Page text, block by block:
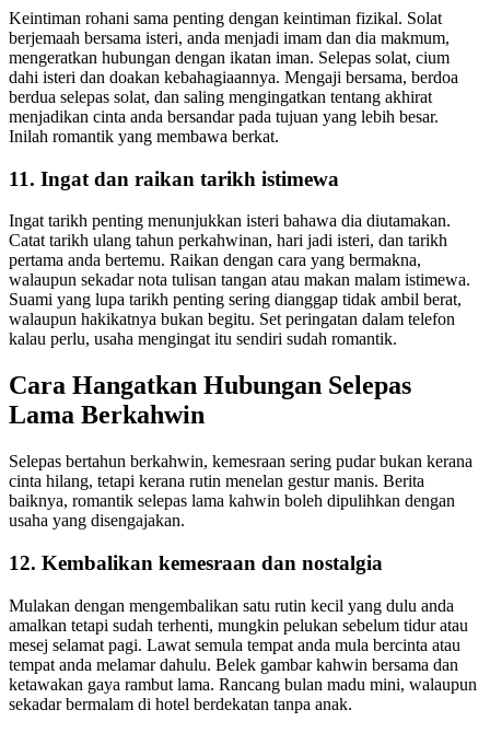
Keintiman rohani sama penting dengan keintiman fizikal. Solat
berjemaah bersama isteri, anda menjadi imam dan dia makmum,
mengeratkan hubungan dengan ikatan iman. Selepas solat, cium
dahi isteri dan doakan kebahagiaannya. Mengaji bersama, berdoa
berdua selepas solat, dan saling mengingatkan tentang akhirat
menjadikan cinta anda bersandar pada tujuan yang lebih besar.
Inilah romantik yang membawa berkat.
11. Ingat dan raikan tarikh istimewa
Ingat tarikh penting menunjukkan isteri bahawa dia diutamakan.
Catat tarikh ulang tahun perkahwinan, hari jadi isteri, dan tarikh
pertama anda bertemu. Raikan dengan cara yang bermakna,
walaupun sekadar nota tulisan tangan atau makan malam istimewa.
Suami yang lupa tarikh penting sering dianggap tidak ambil berat,
walaupun hakikatnya bukan begitu. Set peringatan dalam telefon
kalau perlu, usaha mengingat itu sendiri sudah romantik.
Cara Hangatkan Hubungan Selepas
Lama Berkahwin
Selepas bertahun berkahwin, kemesraan sering pudar bukan kerana
cinta hilang, tetapi kerana rutin menelan gestur manis. Berita
baiknya, romantik selepas lama kahwin boleh dipulihkan dengan
usaha yang disengajakan.
12. Kembalikan kemesraan dan nostalgia
Mulakan dengan mengembalikan satu rutin kecil yang dulu anda
amalkan tetapi sudah terhenti, mungkin pelukan sebelum tidur atau
mesej selamat pagi. Lawat semula tempat anda mula bercinta atau
tempat anda melamar dahulu. Belek gambar kahwin bersama dan
ketawakan gaya rambut lama. Rancang bulan madu mini, walaupun
sekadar bermalam di hotel berdekatan tanpa anak.